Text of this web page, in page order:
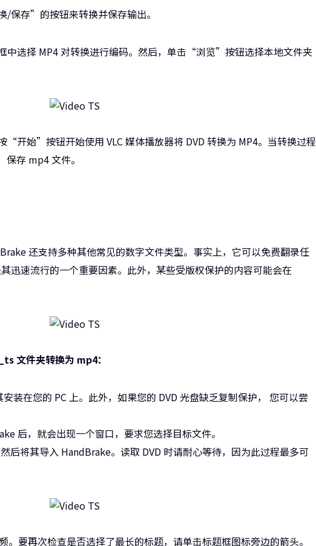
保存”的按钮来转换并保存输出。
中选择 MP4 对转换进行编码。然后，单击“浏览”按钮选择本地文件夹
“开始”按钮开始使用 VLC 媒体播放器将 DVD 转换为 MP4。当转换过程
存 mp4 文件。
还支持多种其他常见的数字文件类型。事实上，它可以免费翻录任
迅速流行的一个重要因素。此外，某些受版权保护的内容可能会在
文件夹转换为 mp4：
装在您的 PC 上。此外，如果您的 DVD 光盘缺乏复制保护， 您可以尝
后，就会出现一个窗口，要求您选择目标文件。
后将其导入 HandBrake。读取 DVD 时请耐心等待，因为此过程最多可
要再次检查是否选择了最长的标题，请单击标题框图标旁边的箭头。